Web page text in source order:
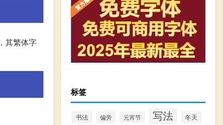
其繁体字
标签
书法 偏旁 元宵节 写法 冬天